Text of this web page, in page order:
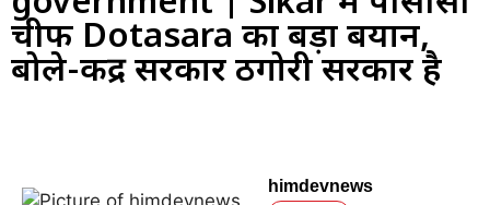
चीफ Dotasara का बड़ा बयान,
बोले-केंद्र सरकार ठगोरी सरकार है
himdevnews